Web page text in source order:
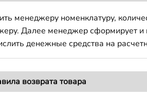
менеджеру номенклатуру,
Далее менеджер сформирует и
денежные средства на
возврата товара